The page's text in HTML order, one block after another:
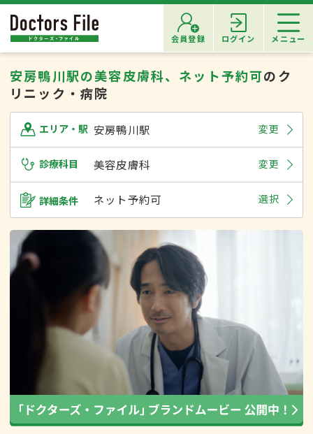
会員登録 ログイン メニュー
安房鴨川駅の美容皮膚科、ネット予約可のク
リニック・病院
エリア・駅 安房鴨川駅 変更
診療科目 美容皮膚科 変更
詳細条件 ネット予約可 選択